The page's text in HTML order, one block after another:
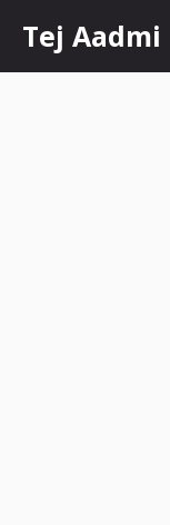
content
Tej Aadmi